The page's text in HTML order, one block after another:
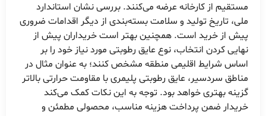
مستقیم از کارخانه عرضه می‌کنند. بررسی نشان استاندارد
ملی، تاریخ تولید و سلامت بسته‌بندی از دیگر اقدامات ضروری
پیش از خرید است. همچنین بهتر است خریداران پیش از
نهایی کردن انتخاب، نوع عایق رطوبتی مورد نیاز خود را بر
اساس شرایط اقلیمی منطقه مشخص کنند؛ به عنوان مثال در
مناطق سردسیر، عایق رطوبتی پلیمری با مقاومت حرارتی بالاتر
گزینه بهتری خواهد بود. توجه به این نکات کمک می‌کند
خریدار ضمن پرداخت هزینه مناسب، محصولی مطمئن و